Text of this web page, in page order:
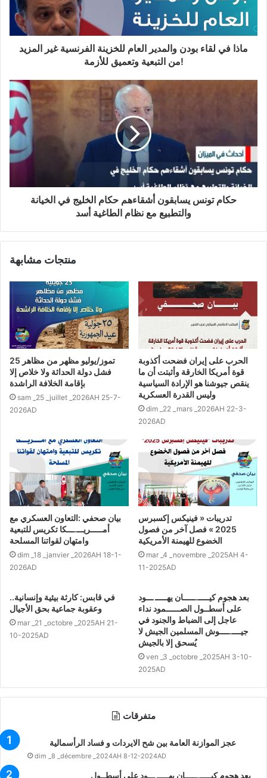
نُذكر الجميع في هذا البلد حكّاما
ومحكومين بأن الاتفاقيات والترتيبات
وعلى رأسها أمريكا هي خيانة عظمى
وحرام شرعا، وأن فاعلها يستحق العقاب
الشديد في الدنيا والخزي والعذاب في
الآخرة، لأنها تعني سيطرة الكفار على
المسلمين وبلادهم، وأن الخلافة القائمة
قريبا بإذن الله هي الوحيدة القادرة على
قطع الأيادي الممتدة إلى البلاد الإسلامية
ومنها تونس.